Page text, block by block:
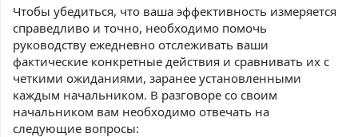
Чтобы убедиться, что ваша эффективность измеряется
справедливо и точно, необходимо помочь
руководству ежедневно отслеживать ваши
фактические конкретные действия и сравнивать их с
четкими ожиданиями, заранее установленными
каждым начальником. В разговоре со своим
начальником вам необходимо отвечать на
следующие вопросы: